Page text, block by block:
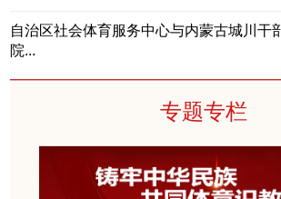
自治区社会体育服务中心与内蒙古城川干
院...
专题专栏